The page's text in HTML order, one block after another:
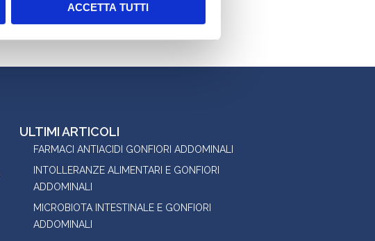
ACCETTA TUTTI
ULTIMI ARTICOLI
FARMACI ANTIACIDI GONFIORI ADDOMINALI
INTOLLERANZE ALIMENTARI E GONFIORI
ADDOMINALI
MICROBIOTA INTESTINALE E GONFIORI
ADDOMINALI